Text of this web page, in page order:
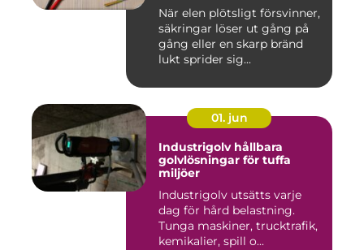
När elen plötsligt försvinner,
säkringar löser ut gång på
gång eller en skarp bränd
lukt sprider sig...
01. jun
Industrigolv hållbara
golvlösningar för tuffa
miljöer
Industrigolv utsätts varje
dag för hård belastning.
Tunga maskiner, trucktrafik,
kemikalier, spill o...